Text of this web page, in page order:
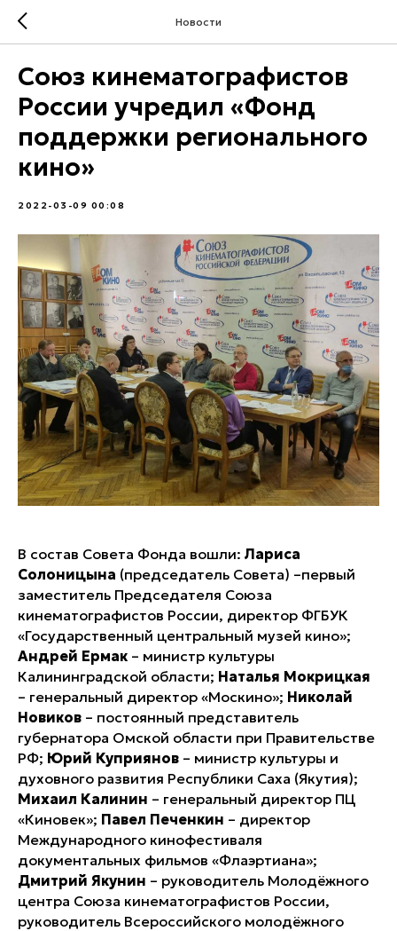
Новости
Союз кинематографистов
России учредил «Фонд
поддержки регионального
кино»
2022-03-09 00:08
В состав Совета Фонда вошли: Лариса
Солоницына (председатель Совета) –первый
заместитель Председателя Союза
кинематографистов России, директор ФГБУК
«Государственный центральный музей кино»;
Андрей Ермак – министр культуры
Калининградской области; Наталья Мокрицкая
– генеральный директор «Москино»; Николай
Новиков – постоянный представитель
губернатора Омской области при Правительстве
РФ; Юрий Куприянов – министр культуры и
духовного развития Республики Саха (Якутия);
Михаил Калинин – генеральный директор ПЦ
«Киновек»; Павел Печенкин – директор
Международного кинофестиваля
документальных фильмов «Флаэртиана»;
Дмитрий Якунин – руководитель Молодёжного
центра Союза кинематографистов России,
руководитель Всероссийского молодёжного